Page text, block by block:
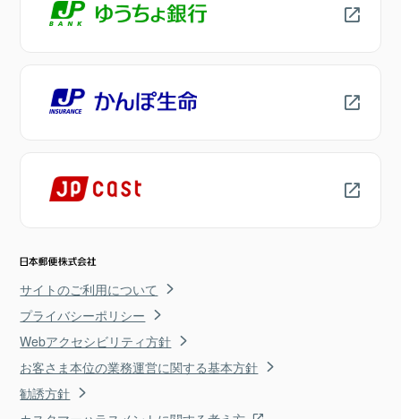
サイトのご利用について
プライバシーポリシー
Webアクセシビリティ方針
お客さま本位の業務運営に関する基本方針
勧誘方針